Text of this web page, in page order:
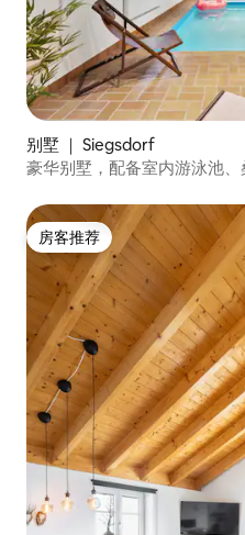
别墅 ｜ Siegsdorf
豪华别墅，配备室内游泳池
房客推荐
房客推荐